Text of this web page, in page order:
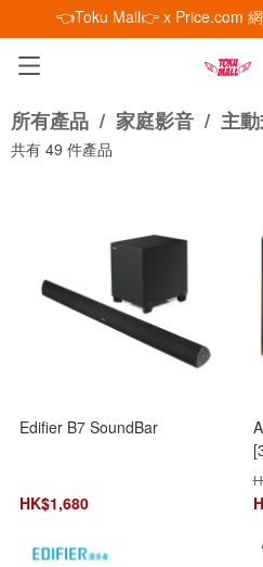
👈Toku Mall👉 x Price.com 網
已加入購物車
所有產品 / 家庭影音 / 主
共有 49 件產品
Edifier B7 SoundBar
HK$1,680